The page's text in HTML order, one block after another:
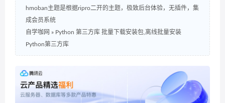
hmoban主题是根据ripro二开的主题，极致后台体验，无插件，集
成会员系统
自学咖网 » Python 第三方库 批量下载安装包,离线批量安装
Python第三方库